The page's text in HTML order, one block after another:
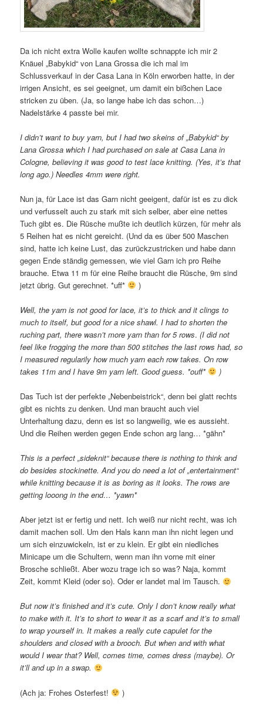
Da ich nicht extra Wolle kaufen wollte schnappte ich mir 2
Knäuel „Babykid“ von Lana Grossa die ich mal im
Schlussverkauf in der Casa Lana in Köln erworben hatte, in der
irrigen Ansicht, es sei geeignet, um damit ein bißchen Lace
stricken zu üben. (Ja, so lange habe ich das schon…)
Nadelstärke 4 passte bei mir.
I didn’t want to buy yarn, but I had two skeins of „Babykid“ by
Lana Grossa which I had purchased on sale at Casa Lana in
Cologne, believing it was good to test lace knitting. (Yes, it’s that
long ago.) Needles 4mm were right.
Nun ja, für Lace ist das Garn nicht geeigent, dafür ist es zu dick
und verfusselt auch zu stark mit sich selber, aber eine nettes
Tuch gibt es. Die Rüsche mußte ich deutlich kürzen, für mehr als
5 Reihen hat es nicht gereicht. (Und da es über 500 Maschen
sind, hatte ich keine Lust, das zurückzustricken und habe dann
gegen Ende ständig gemessen, wie viel Garn ich pro Reihe
brauche. Etwa 11 m für eine Reihe braucht die Rüsche, 9m sind
jetzt übrig. Gut gerechnet. *uff*
)
Well, the yarn is not good for lace, it’s to thick and it clings to
much to itself, but good for a nice shawl. I had to shorten the
ruching part, there wasn’t more yarn than for 5 rows. (I did not
feel like frogging the more than 500 stitches the last rows had, so
I measured regularily how much yarn each row takes. On row
takes 11m and I have 9m yarn left. Good guess. *ouff*
)
Das Tuch ist der perfekte „Nebenbeistrick“, denn bei glatt rechts
gibt es nichts zu denken. Und man braucht auch viel
Unterhaltung dazu, denn es ist so langweilig, wie es aussieht.
Und die Reihen werden gegen Ende schon arg lang… *gähn*
This is a perfect „sideknit“ because there is nothing to think and
do besides stockinette. And you do need a lot of „entertainment“
while knitting because it is as boring as it looks. The rows are
getting looong in the end… *yawn*
Aber jetzt ist er fertig und nett. Ich weiß nur nicht recht, was ich
damit machen soll. Um den Hals kann man ihn nicht legen und
um sich einzuwickeln, ist er zu klein. Er gibt ein niedliches
Minicape um die Schultern, wenn man ihn vorne mit einer
Brosche schließt. Aber wozu trage ich so was? Naja, kommt
Zeit, kommt Kleid (oder so). Oder er landet mal im Tausch.
But now it’s finished and it’s cute. Only I don’t know really what
to make with it. It’s to short to wear it as a scarf and it’s to small
to wrap yourself in. It makes a really cute capulet for the
shoulders and closed with a brooch. But when and with what
would I wear that? Well, comes time, comes dress (maybe). Or
it’ll and up in a swap.
(Ach ja: Frohes Osterfest! )